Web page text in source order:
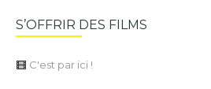
S’OFFRIR DES FILMS
C'est par ici !